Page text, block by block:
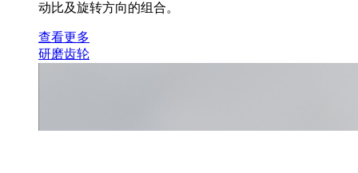
动比及旋转方向的组合。
查看更多
研磨齿轮